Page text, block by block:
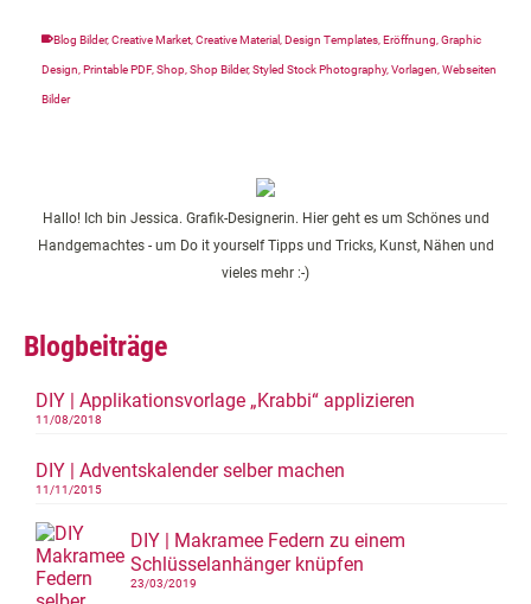
Blog Bilder,Creative Market Creative Material Design Templates Eröffnung Graphic
Design Printable PDF, Shop Shop Bilder,Styled Stock Photography, Vorlagen Webseiten
Bilder
Hallo! Ich bin Jessica. Grafik-Designerin. Hier geht es um Schönes und
Handgemachtes - um Do it yourself Tipps und Tricks, Kunst, Nähen und
vieles mehr :-)
Blogbeiträge
DIY | Applikationsvorlage „Krabbi“ applizieren
11/08/2018
DIY | Adventskalender selber machen
11/11/2015
DIY | Makramee Federn zu einem
Schlüsselanhänger knüpfen
23/03/2019